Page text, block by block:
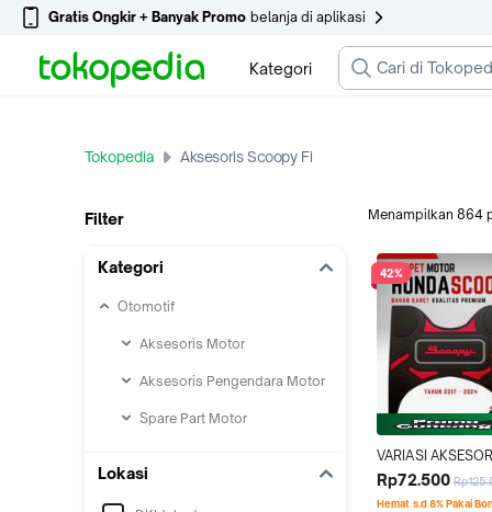
Gratis Ongkir + Banyak Promo belanja di aplikasi
Kategori
Tokopedia Aksesoris Scoopy Fi
Filter
Kategori
Otomotif
Aksesoris Motor
Aksesoris Pengendara Motor
Spare Part Motor
Lokasi
Menampilkan 864
42%
VARIASI
SCOOPY ALAS
SCOOPY FI
Rp72.500
Hemat s.d 8% Pakai